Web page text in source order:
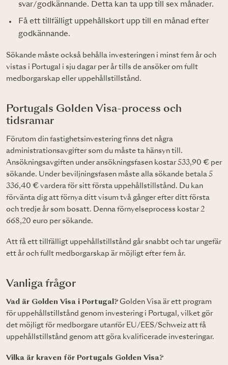
svar/godkännande. Detta kan ta upp till sex månader.
Få ett tillfälligt uppehållskort upp till en månad efter
godkännande.
Sökande måste också behålla investeringen i minst fem år och
vistas i Portugal i sju dagar per år tills de ansöker om fullt
medborgarskap eller uppehållstillstånd.
Portugals Golden Visa-process och
tidsramar
Förutom din fastighetsinvestering finns det några
administrationsavgifter som du måste ta hänsyn till.
Ansökningsavgiften under ansökningsfasen kostar 533,90 € per
sökande. Under beviljningsfasen måste alla sökande betala 5
336,40 € vardera för sitt första uppehållstillstånd. Du kan
förvänta dig att förnya ditt visum två gånger efter ditt första
och tredje år som bosatt. Denna förnyelseprocess kostar 2
668,20 euro per sökande.
Att få ett tillfälligt uppehållstillstånd går snabbt och tar ungefär
ett år och fullt medborgarskap är möjligt efter fem år.
Vanliga frågor
Vad är Golden Visa i Portugal? Golden Visa är ett program
för uppehållstillstånd genom investering i Portugal, vilket gör
det möjligt för medborgare utanför EU/EES/Schweiz att få
uppehållstillstånd genom att göra kvalificerade investeringar.
Vilka är kraven för Portugals Golden Visa?